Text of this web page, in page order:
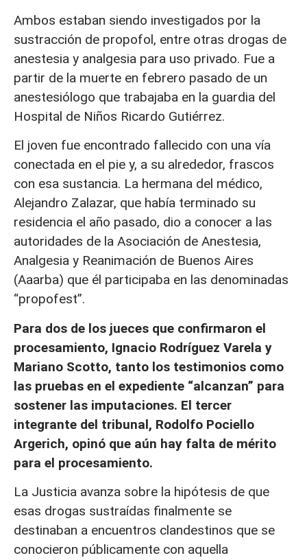
Ambos estaban siendo investigados por la
sustracción de propofol, entre otras drogas de
anestesia y analgesia para uso privado. Fue a
partir de la muerte en febrero pasado de un
anestesiólogo que trabajaba en la guardia del
Hospital de Niños Ricardo Gutiérrez.
El joven fue encontrado fallecido con una vía
conectada en el pie y, a su alrededor, frascos
con esa sustancia. La hermana del médico,
Alejandro Zalazar, que había terminado su
residencia el año pasado, dio a conocer a las
autoridades de la Asociación de Anestesia,
Analgesia y Reanimación de Buenos Aires
(Aaarba) que él participaba en las denominadas
“propofest”.
Para dos de los jueces que confirmaron el
procesamiento, Ignacio Rodríguez Varela y
Mariano Scotto, tanto los testimonios como
las pruebas en el expediente “alcanzan” para
sostener las imputaciones. El tercer
integrante del tribunal, Rodolfo Pociello
Argerich, opinó que aún hay falta de mérito
para el procesamiento.
La Justicia avanza sobre la hipótesis de que
esas drogas sustraídas finalmente se
destinaban a encuentros clandestinos que se
conocieron públicamente con aquella